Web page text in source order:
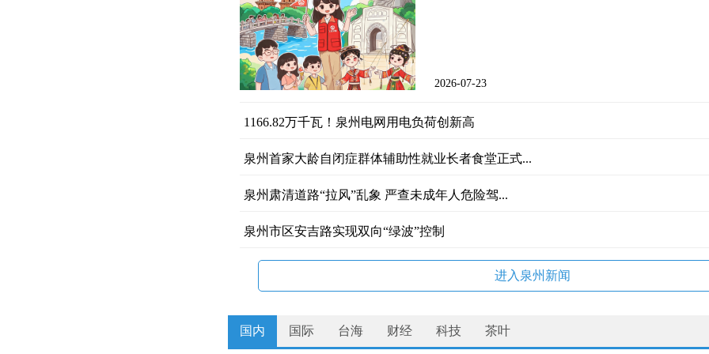
2026-07-23
1166.82万千瓦！泉州电网用电负荷创新高
泉州首家大龄自闭症群体辅助性就业长者食堂正式...
泉州肃清道路“拉风”乱象 严查未成年人危险驾...
泉州市区安吉路实现双向“绿波”控制
进入泉州新闻
国内 国际 台海 财经 科技 茶叶